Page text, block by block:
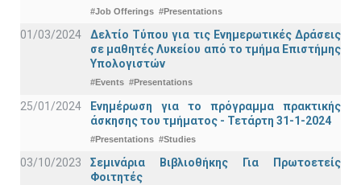
#Job Offerings #Presentations
01/03/2024
Δελτίο Τύπου για τις Ενημερωτικές Δράσεις
σε μαθητές Λυκείου από το τμήμα Επιστήμης
Υπολογιστών
#Events #Presentations
25/01/2024
Ενημέρωση για το πρόγραμμα πρακτικής
άσκησης του τμήματος - Τετάρτη 31-1-2024
#Presentations #Studies
03/10/2023
Σεμινάρια Βιβλιοθήκης Για Πρωτοετείς
Φοιτητές